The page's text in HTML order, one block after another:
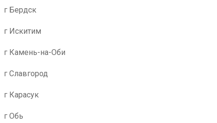
г Бердск
г Искитим
г Камень-на-Оби
г Славгород
г Карасук
г Обь